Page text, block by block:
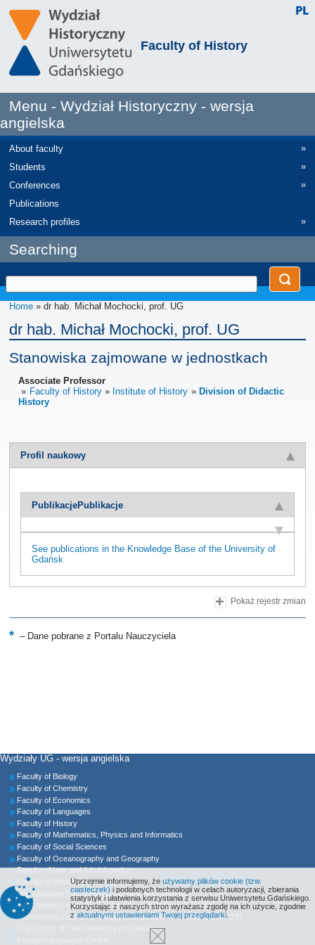
Faculty of History
Menu - Wydział Historyczny - wersja
angielska
About faculty
»
Students
»
Conferences
»
Publications
Research profiles
»
Searching
Home » dr hab. Michał Mochocki, prof. UG
dr hab. Michał Mochocki, prof. UG
Stanowiska zajmowane w jednostkach
Associate Professor
Faculty of History
Institute of History
Division of Didactic
History
Profil naukowy
PublikacjePublikacje
See publications in the Knowledge Base of the University of
Gdańsk
Pokaż rejestr zmian
–Dane pobrane z Portalu Nauczyciela
Wydziały UG - wersja angielska
Faculty of Biology
Faculty of Chemistry
Faculty of Economics
Faculty of Languages
Faculty of History
Faculty of Mathematics, Physics and Informatics
Faculty of Social Sciences
Faculty of Oceanography and Geography
Faculty of Law and Administration
Faculty of Management
Intercollegiate Faculty of Biotechnology UG&MUG
International Centre for Cancer Vaccine Science (ICCVS)
International Centre for Theory of Quantum Technologies (ICTQT)
The Library of The University of Gdańsk
Uprzejmie informujemy, że używamy plików cookie (tzw.
ciasteczek) i podobnych technologii w celach autoryzacji, zbierania
statystyk i ułatwienia korzystania z serwisu Uniwersytetu Gdańskiego.
Korzystając z naszych stron wyrażasz zgodę na ich użycie, zgodnie
z aktualnymi ustawieniami Twojej przeglądarki